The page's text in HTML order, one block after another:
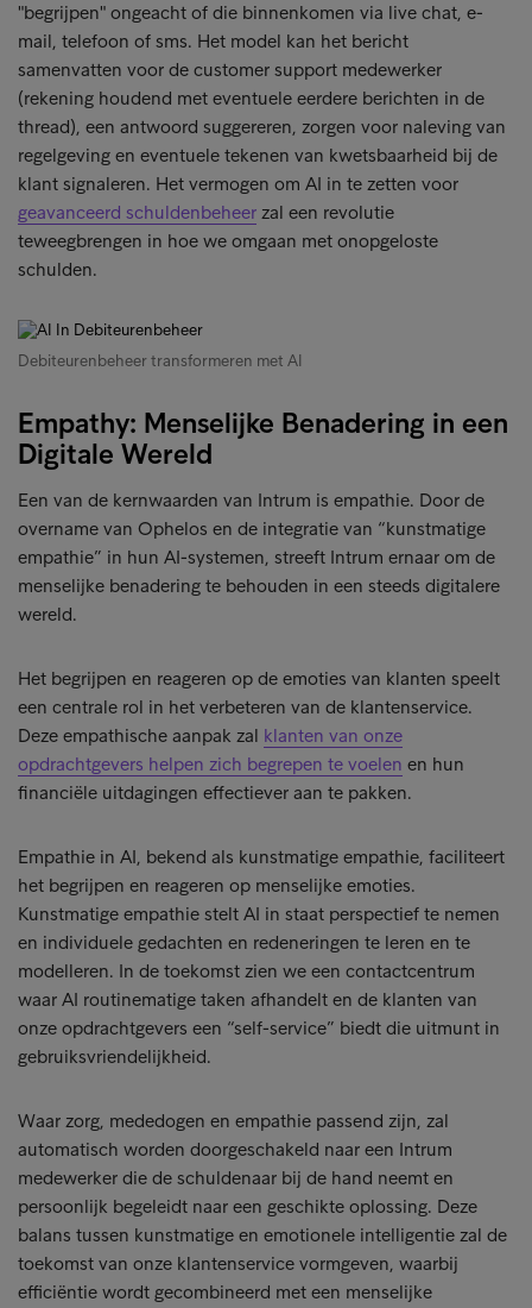
"begrijpen" ongeacht of die binnenkomen via live chat, e-
mail, telefoon of sms. Het model kan het bericht
samenvatten voor de customer support medewerker
(rekening houdend met eventuele eerdere berichten in de
thread), een antwoord suggereren, zorgen voor naleving van
regelgeving en eventuele tekenen van kwetsbaarheid bij de
klant signaleren. Het vermogen om AI in te zetten voor
geavanceerd schuldenbeheer zal een revolutie
teweegbrengen in hoe we omgaan met onopgeloste
schulden.
Debiteurenbeheer transformeren met AI
Empathy: Menselijke Benadering in een
Digitale Wereld
Een van de kernwaarden van Intrum is empathie. Door de
overname van Ophelos en de integratie van “kunstmatige
empathie” in hun AI-systemen, streeft Intrum ernaar om de
menselijke benadering te behouden in een steeds digitalere
wereld.
Het begrijpen en reageren op de emoties van klanten speelt
een centrale rol in het verbeteren van de klantenservice.
Deze empathische aanpak zal klanten van onze
opdrachtgevers helpen zich begrepen te voelen en hun
financiële uitdagingen effectiever aan te pakken.
Empathie in AI, bekend als kunstmatige empathie, faciliteert
het begrijpen en reageren op menselijke emoties.
Kunstmatige empathie stelt AI in staat perspectief te nemen
en individuele gedachten en redeneringen te leren en te
modelleren. In de toekomst zien we een contactcentrum
waar AI routinematige taken afhandelt en de klanten van
onze opdrachtgevers een “self-service” biedt die uitmunt in
gebruiksvriendelijkheid.
Waar zorg, mededogen en empathie passend zijn, zal
automatisch worden doorgeschakeld naar een Intrum
medewerker die de schuldenaar bij de hand neemt en
persoonlijk begeleidt naar een geschikte oplossing. Deze
balans tussen kunstmatige en emotionele intelligentie zal de
toekomst van onze klantenservice vormgeven, waarbij
efficiëntie wordt gecombineerd met een menselijke